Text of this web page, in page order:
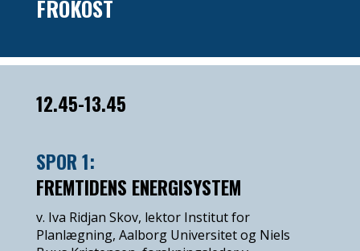
FROKOST
12.45-13.45
SPOR 1:
FREMTIDENS ENERGISYSTEM
v. Iva Ridjan Skov, lektor Institut for
Planlægning, Aalborg Universitet og Niels